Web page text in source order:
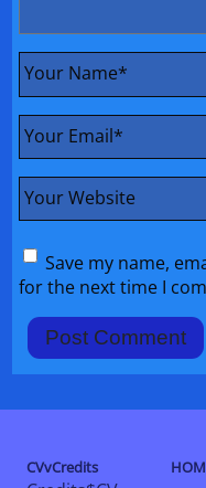
Your Name*
Your Email*
Your Website
Save my name,
for the next time I
CVvCredits